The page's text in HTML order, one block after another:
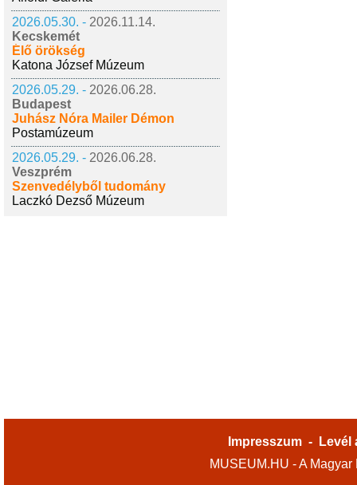
2026.05.30. - 2026.11.14.
Kecskemét
Élő örökség
Katona József Múzeum
2026.05.29. - 2026.06.28.
Budapest
Juhász Nóra Mailer Démon
Postamúzeum
2026.05.29. - 2026.06.28.
Veszprém
Szenvedélyből tudomány
Laczkó Dezső Múzeum
Impresszum -
Levél
MUSEUM.HU - A